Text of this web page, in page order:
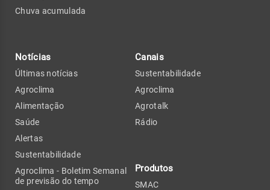
Chuva acumulada
Notícias
Últimas notícias
Agroclima
Alimentação
Saúde
Alertas
Sustentabilidade
Agroclima - Boletim Semanal
de previsão do tempo
Canais
Sustentabilidade
Agroclima
Agrotalk
Rádio
Produtos
SMAC